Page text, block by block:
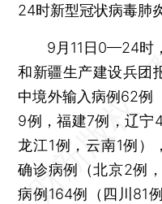
24时新型冠状病毒肺
9月11日0—24时，
和新疆生产建设兵团
中境外输入病例62例
9例，福建7例，辽宁
龙江1例，云南1例）
确诊病例（北京2例
病例164例（四川81